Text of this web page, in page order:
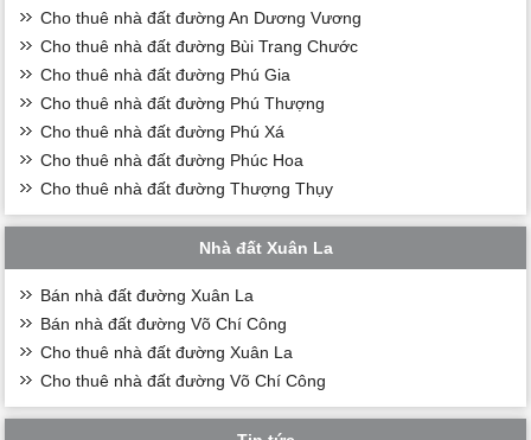
Cho thuê nhà đất đường An Dương Vương
Cho thuê nhà đất đường Bùi Trang Chước
Cho thuê nhà đất đường Phú Gia
Cho thuê nhà đất đường Phú Thượng
Cho thuê nhà đất đường Phú Xá
Cho thuê nhà đất đường Phúc Hoa
Cho thuê nhà đất đường Thượng Thụy
Nhà đất Xuân La
Bán nhà đất đường Xuân La
Bán nhà đất đường Võ Chí Công
Cho thuê nhà đất đường Xuân La
Cho thuê nhà đất đường Võ Chí Công